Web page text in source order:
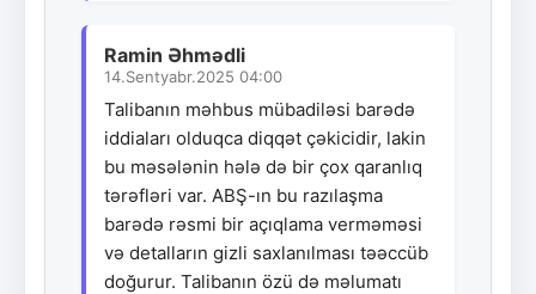
Ramin Əhmədli
14.Sentyabr.2025 04:00
Talibanın məhbus mübadiləsi barədə
iddiaları olduqca diqqət çəkicidir, lakin
bu məsələnin hələ də bir çox qaranlıq
tərəfləri var. ABŞ-ın bu razılaşma
barədə rəsmi bir açıqlama verməməsi
və detalların gizli saxlanılması təəccüb
doğurur. Talibanın özü də məlumatı